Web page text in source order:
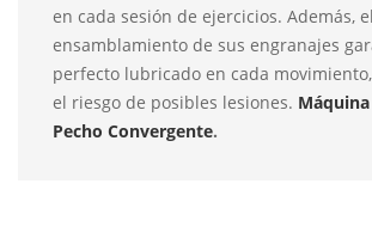
en cada sesión de ejercicios. Además, el
ensamblamiento de sus engranajes
perfecto lubricado en cada
el riesgo de posibles lesiones.
Pecho Convergente.